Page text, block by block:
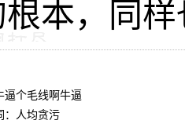
本，同
逼个毛线啊牛逼
：人均贪污